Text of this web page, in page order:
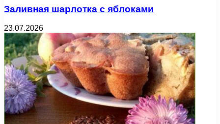
Заливная шарлотка с яблоками
23.07.2026